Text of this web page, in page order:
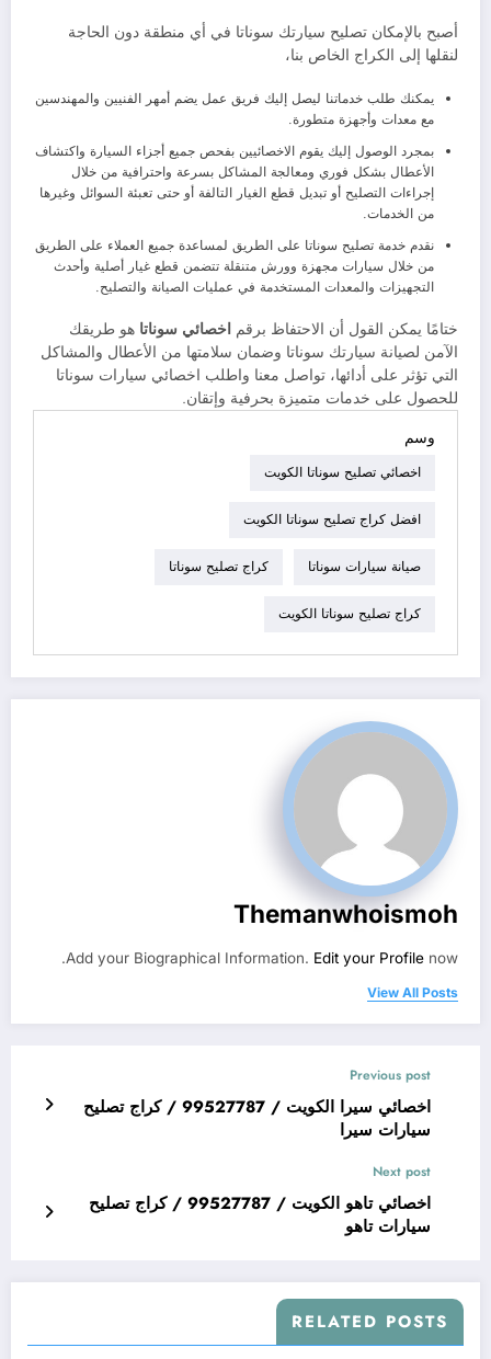
أصبح بالإمكان تصليح سيارتك سوناتا في أي منطقة دون الحاجة
لنقلها إلى الكراج الخاص بنا،
يمكنك طلب خدماتنا ليصل إليك فريق عمل يضم أمهر الفنيين والمهندسين
مع معدات وأجهزة متطورة.
بمجرد الوصول إليك يقوم الاخصائيين بفحص جميع أجزاء السيارة واكتشاف
الأعطال بشكل فوري ومعالجة المشاكل بسرعة واحترافية من خلال
إجراءات التصليح أو تبديل قطع الغيار التالفة أو حتى تعبئة السوائل وغيرها
من الخدمات.
نقدم خدمة تصليح سوناتا على الطريق لمساعدة جميع العملاء على الطريق
من خلال سيارات مجهزة وورش متنقلة تتضمن قطع غيار أصلية وأحدث
التجهيزات والمعدات المستخدمة في عمليات الصيانة والتصليح.
ختامًا يمكن القول أن الاحتفاظ برقم اخصائي سوناتا هو طريقك
الآمن لصيانة سيارتك سوناتا وضمان سلامتها من الأعطال والمشاكل
التي تؤثر على أدائها، تواصل معنا واطلب اخصائي سيارات سوناتا
للحصول على خدمات متميزة بحرفية وإتقان.
وسم
اخصائي تصليح سوناتا الكويت
افضل كراج تصليح سوناتا الكويت
صيانة سيارات سوناتا كراج تصليح سوناتا
كراج تصليح سوناتا الكويت
Themanwhoismoh
Add your Biographical Information. Edit your Profile now.
View All Posts
Previous post
اخصائي سيرا الكويت / 99527787 / كراج تصليح
سيارات سيرا
Next post
اخصائي تاهو الكويت / 99527787 / كراج تصليح
سيارات تاهو
RELATED POSTS